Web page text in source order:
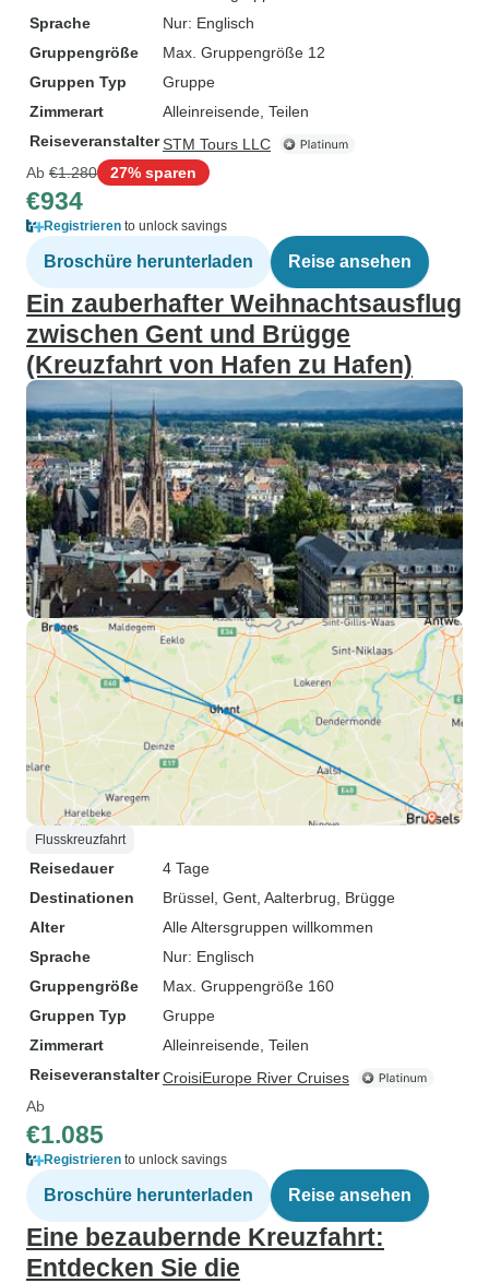
Sprache
Nur: Englisch
Gruppengröße
Max. Gruppengröße 12
Gruppen Typ
Gruppe
Zimmerart
Alleinreisende, Teilen
ReiseveranstalterSTM Tours LLC
Ab €1.280 27% sparen
€934
Registrieren to unlock savings
Broschüre herunterladen Reise ansehen
Ein zauberhafter Weihnachtsausflug
zwischen Gent und Brügge
(Kreuzfahrt von Hafen zu Hafen)
Flusskreuzfahrt
Reisedauer
4 Tage
Destinationen
Brüssel , Gent , Aalterbrug , Brügge
Alter
Alle Altersgruppen willkommen
Sprache
Nur: Englisch
Gruppengröße
Max. Gruppengröße 160
Gruppen Typ
Gruppe
Zimmerart
Alleinreisende, Teilen
ReiseveranstalterCroisiEurope River Cruises
Ab
€1.085
Registrieren to unlock savings
Broschüre herunterladen Reise ansehen
Eine bezaubernde Kreuzfahrt:
Entdecken Sie die